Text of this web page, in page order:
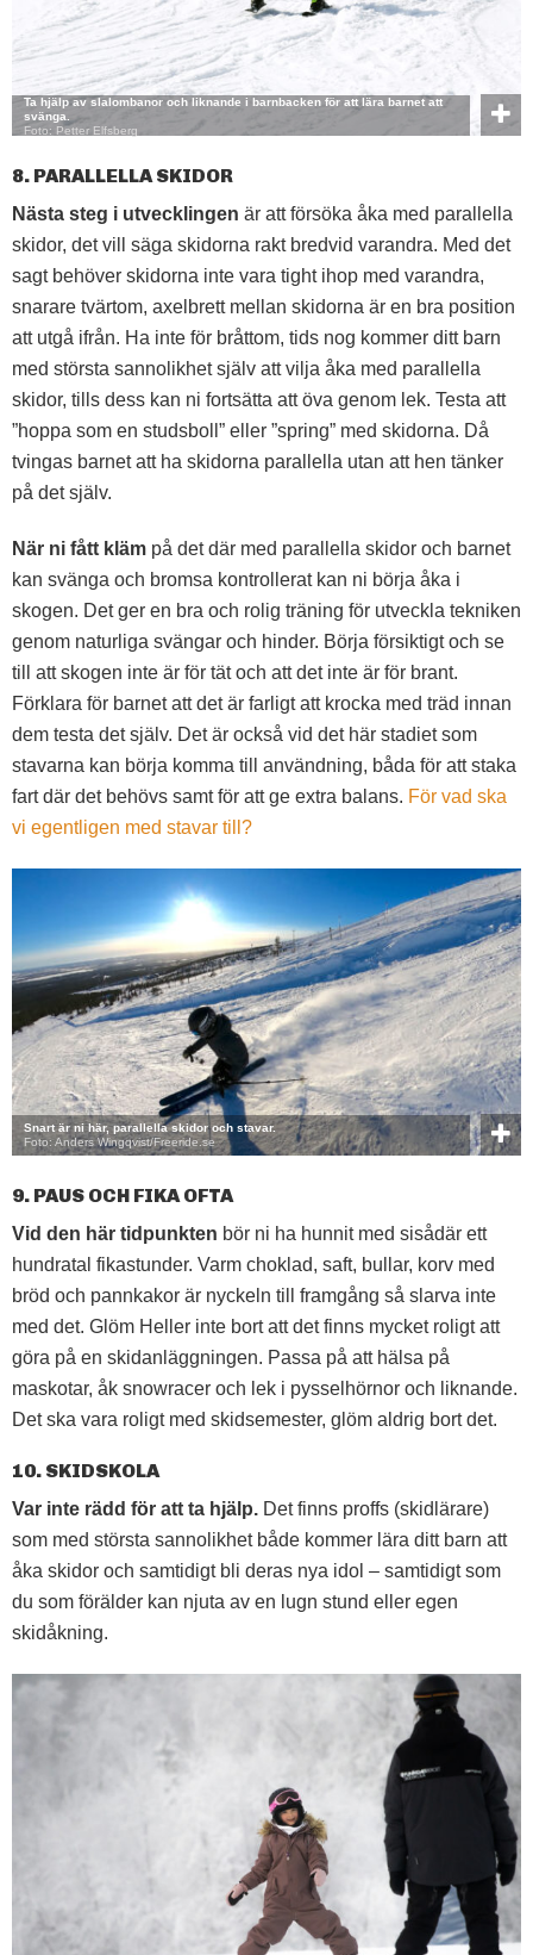
Ta hjälp av slalombanor och liknande i barnbacken för att lära barnet att
svänga.
Foto: Petter Elfsberg
8. PARALLELLA SKIDOR
Nästa steg i utvecklingen är att försöka åka med parallella
skidor, det vill säga skidorna rakt bredvid varandra. Med det
sagt behöver skidorna inte vara tight ihop med varandra,
snarare tvärtom, axelbrett mellan skidorna är en bra position
att utgå ifrån. Ha inte för bråttom, tids nog kommer ditt barn
med största sannolikhet själv att vilja åka med parallella
skidor, tills dess kan ni fortsätta att öva genom lek. Testa att
”hoppa som en studsboll” eller ”spring” med skidorna. Då
tvingas barnet att ha skidorna parallella utan att hen tänker
på det själv.
När ni fått kläm på det där med parallella skidor och barnet
kan svänga och bromsa kontrollerat kan ni börja åka i
skogen. Det ger en bra och rolig träning för utveckla tekniken
genom naturliga svängar och hinder. Börja försiktigt och se
till att skogen inte är för tät och att det inte är för brant.
Förklara för barnet att det är farligt att krocka med träd innan
dem testa det själv. Det är också vid det här stadiet som
stavarna kan börja komma till användning, båda för att staka
fart där det behövs samt för att ge extra balans. För vad ska
vi egentligen med stavar till?
Snart är ni här, parallella skidor och stavar.
Foto: Anders Wingqvist/Freeride.se
9. PAUS OCH FIKA OFTA
Vid den här tidpunkten bör ni ha hunnit med sisådär ett
hundratal fikastunder. Varm choklad, saft, bullar, korv med
bröd och pannkakor är nyckeln till framgång så slarva inte
med det. Glöm Heller inte bort att det finns mycket roligt att
göra på en skidanläggningen. Passa på att hälsa på
maskotar, åk snowracer och lek i pysselhörnor och liknande.
Det ska vara roligt med skidsemester, glöm aldrig bort det.
10. SKIDSKOLA
Var inte rädd för att ta hjälp. Det finns proffs (skidlärare)
som med största sannolikhet både kommer lära ditt barn att
åka skidor och samtidigt bli deras nya idol – samtidigt som
du som förälder kan njuta av en lugn stund eller egen
skidåkning.